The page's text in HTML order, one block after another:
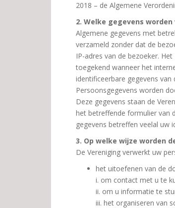
2018 – de Algemene
2. Welke gegevens worden
Algemene gegevens met
verzameld zonder dat de
IP-adres van de bezoeker.
toegekend wanneer het
identificeerbare gegevens
Persoonsgegevens worden
Deze gegevens staan de
het betreffende formulier van
gegevens betreffen veelal uw
3. Op welke wijze worden
De Vereniging verwerkt uw
het uitoefenen van de
i. om contact met u te
ii. om u informatie te
iii. het organiseren van